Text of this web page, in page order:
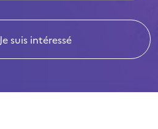
Je suis intéressé